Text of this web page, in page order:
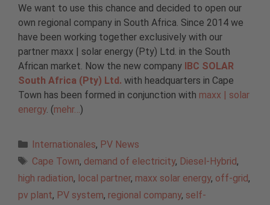
We want to use this chance and decided to open our
own regional company in South Africa. Since 2014 we
have been working together exclusively with our
partner maxx | solar energy (Pty) Ltd. in the South
African market. Now the new company IBC SOLAR
South Africa (Pty) Ltd. with headquarters in Cape
Town has been formed in conjunction with maxx | solar
energy. (mehr… )
Kategorien
Internationales, PV News
Schlagwörter
Cape Town, demand of electricity, Diesel-Hybrid,
high radiation, local partner, maxx solar energy, off-grid,
pv plant, PV system, regional company, self-